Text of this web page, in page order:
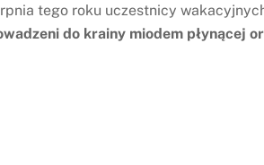
tego roku uczestnicy
do krainy miodem płynącej